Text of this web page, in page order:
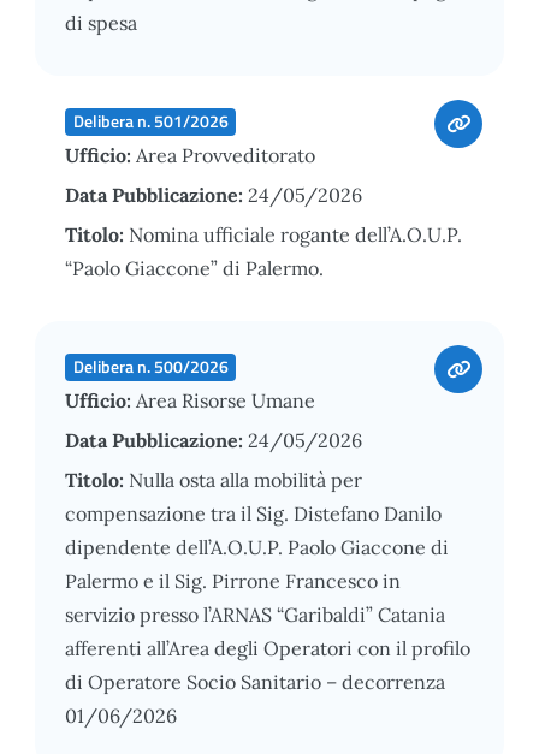
di spesa
Delibera n. 501/2026
Ufficio: Area Provveditorato
Data Pubblicazione: 24/05/2026
Titolo: Nomina ufficiale rogante dell’A.O.U.P.
“Paolo Giaccone” di Palermo.
Delibera n. 500/2026
Ufficio: Area Risorse Umane
Data Pubblicazione: 24/05/2026
Titolo: Nulla osta alla mobilità per
compensazione tra il Sig. Distefano Danilo
dipendente dell’A.O.U.P. Paolo Giaccone di
Palermo e il Sig. Pirrone Francesco in
servizio presso l’ARNAS “Garibaldi” Catania
afferenti all’Area degli Operatori con il profilo
di Operatore Socio Sanitario – decorrenza
01/06/2026